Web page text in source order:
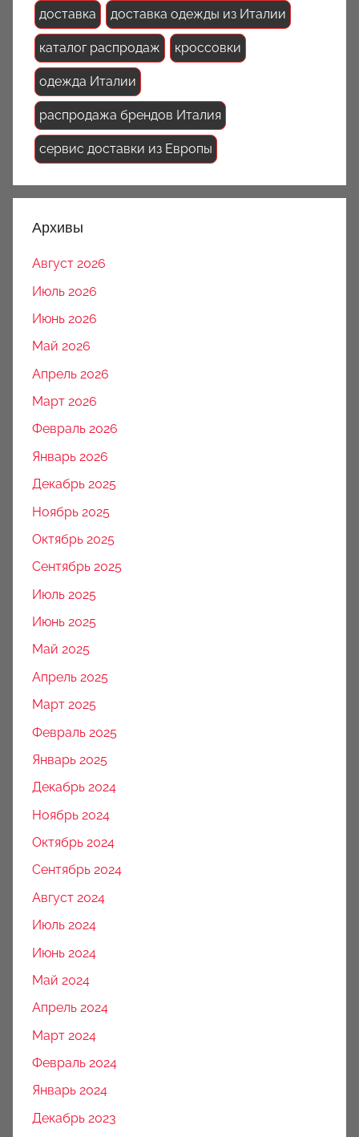
доставка доставка одежды из Италии
каталог распродаж кроссовки
одежда Италии
распродажа брендов Италия
сервис доставки из Европы
Архивы
Август 2026
Июль 2026
Июнь 2026
Май 2026
Апрель 2026
Март 2026
Февраль 2026
Январь 2026
Декабрь 2025
Ноябрь 2025
Октябрь 2025
Сентябрь 2025
Июль 2025
Июнь 2025
Май 2025
Апрель 2025
Март 2025
Февраль 2025
Январь 2025
Декабрь 2024
Ноябрь 2024
Октябрь 2024
Сентябрь 2024
Август 2024
Июль 2024
Июнь 2024
Май 2024
Апрель 2024
Март 2024
Февраль 2024
Январь 2024
Декабрь 2023